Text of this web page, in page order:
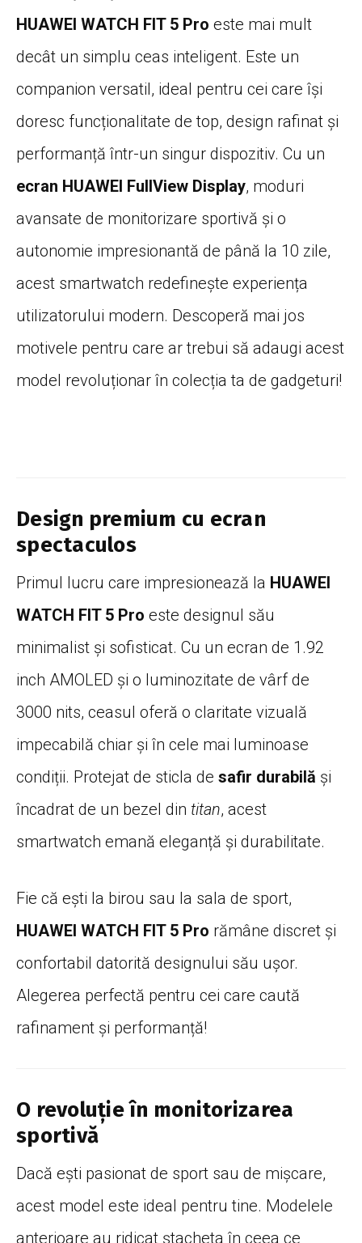
HUAWEI WATCH FIT 5 Pro este mai mult
decât un simplu ceas inteligent. Este un
companion versatil, ideal pentru cei care își
doresc funcționalitate de top, design rafinat și
performanță într-un singur dispozitiv. Cu un
ecran HUAWEI FullView Display, moduri
avansate de monitorizare sportivă și o
autonomie impresionantă de până la 10 zile,
acest smartwatch redefinește experiența
utilizatorului modern. Descoperă mai jos
motivele pentru care ar trebui să adaugi acest
model revoluționar în colecția ta de gadgeturi!
Design premium cu ecran
spectaculos
Primul lucru care impresionează la HUAWEI
WATCH FIT 5 Pro este designul său
minimalist și sofisticat. Cu un ecran de 1.92
inch AMOLED și o luminozitate de vârf de
3000 nits, ceasul oferă o claritate vizuală
impecabilă chiar și în cele mai luminoase
condiții. Protejat de sticla de safir durabilă și
încadrat de un bezel din titan, acest
smartwatch emană eleganță și durabilitate.
Fie că ești la birou sau la sala de sport,
HUAWEI WATCH FIT 5 Pro rămâne discret și
confortabil datorită designului său ușor.
Alegerea perfectă pentru cei care caută
rafinament și performanță!
O revoluție în monitorizarea
sportivă
Dacă ești pasionat de sport sau de mișcare,
acest model este ideal pentru tine. Modelele
anterioare au ridicat ștacheta în ceea ce